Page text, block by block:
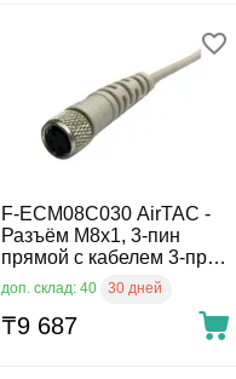
F-ECM08C030 AirTAC -
Разъём M8x1, 3-пин
прямой с кабелем 3-пров.
доп. склад: 40 30 дней
₸9 687